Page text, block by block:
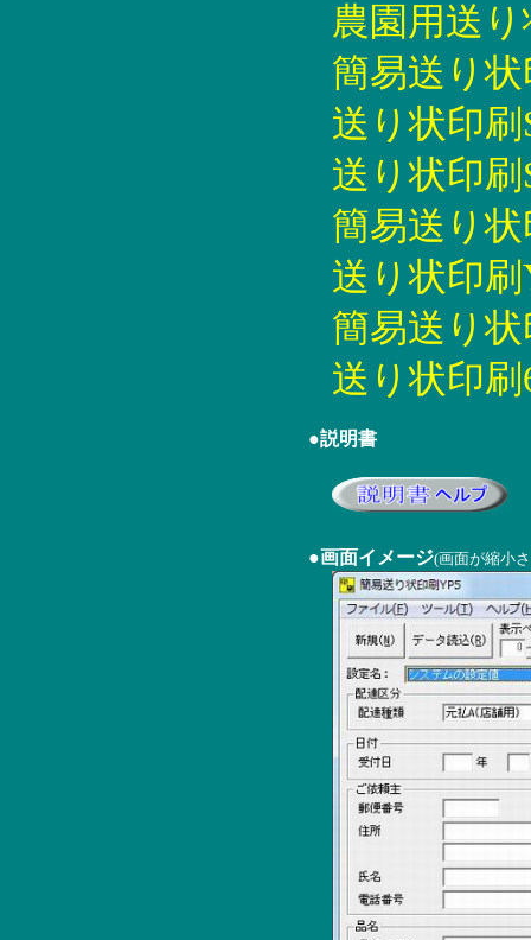
農園用送
簡易送り状
送り状印刷
送り状印刷
簡易送り状
送り状印刷
簡易送り状
送り状印刷
●説明書
●画面イメージ(画面が縮小